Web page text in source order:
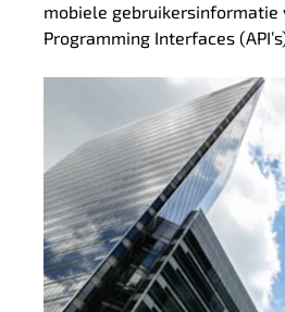
mobiele gebruikersinformatie
Programming Interfaces